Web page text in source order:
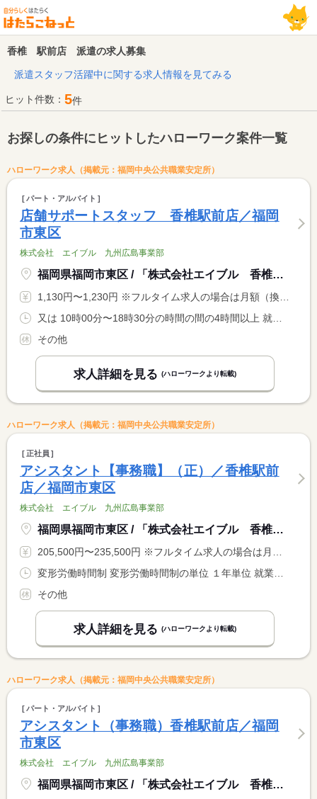
香椎 駅前店 派遣の求人募集
派遣スタッフ活躍中に関する求人情報を見てみる
ヒット件数： 5件
お探しの条件にヒットしたハローワーク案件一覧
ハローワーク求人（掲載元：福岡中央公共職業安定所）
パート・アルバイト
店舗サポートスタッフ 香椎駅前店／福岡
市東区
株式会社 エイブル 九州広島事業部
福岡県福岡市東区 / 「株式会社エイブル 香椎駅前店」
1,130円〜1,230円 ※フルタイム求人の場合は月額（換算額）、パート求人の場合は時間額を表示しています。
その他
求人詳細を見る (ハローワークより転載)
ハローワーク求人（掲載元：福岡中央公共職業安定所）
正社員
アシスタント【事務職】（正）／香椎駅前
店／福岡市東区
株式会社 エイブル 九州広島事業部
福岡県福岡市東区 / 「株式会社エイブル 香椎駅前店」
205,500円〜235,500円 ※フルタイム求人の場合は月額（換算額）、パート求人の場合は時間額を表示しています。
その他
求人詳細を見る (ハローワークより転載)
ハローワーク求人（掲載元：福岡中央公共職業安定所）
パート・アルバイト
アシスタント（事務職）香椎駅前店／福岡
市東区
株式会社 エイブル 九州広島事業部
福岡県福岡市東区 / 「株式会社エイブル 香椎駅前店」